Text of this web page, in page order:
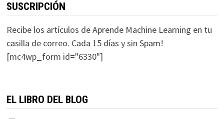
SUSCRIPCIÓN
Recibe los artículos de Aprende Machine Learning en tu
casilla de correo. Cada 15 días y sin Spam!
[mc4wp_form id="6330"]
EL LIBRO DEL BLOG